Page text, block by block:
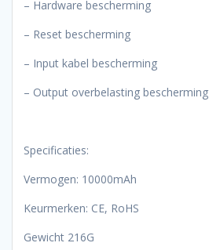
– Hardware bescherming
– Reset bescherming
– Input kabel bescherming
– Output overbelasting bescherming
Specificaties:
Vermogen: 10000mAh
Keurmerken: CE, RoHS
Gewicht 216G